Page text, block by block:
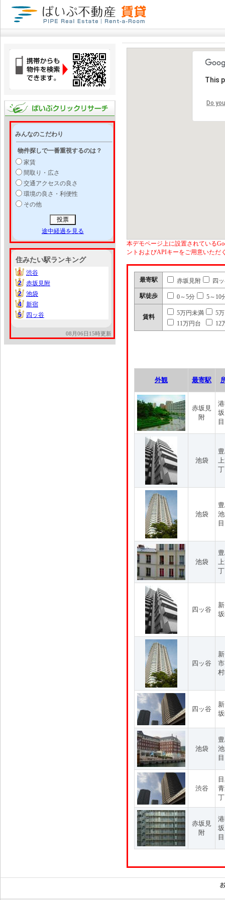
みんなのこだわり
物件探しで一番重視するのは？
家賃
間取り・広さ
交通アクセスの良さ
環境の良さ・利便性
その他
途中経過を見る
住みたい駅ランキング
1
1
渋谷
2
2
赤坂見附
2
2
池袋
4
4
新宿
5
5 四ッ谷
08月06日15時更新
This
Do
本デモページ上に設置されている
ントおよびAPIキーをご用意いただ
最寄駅 赤坂見附 四
駅徒歩 0～5分 5～10
賃料
5万円未満
5
11万円台
12
外観 最寄駅
赤坂見
附
目
池袋
池袋
目
池袋
四ッ谷
四ッ谷
四ッ谷
池袋
渋谷
赤坂見
附
目